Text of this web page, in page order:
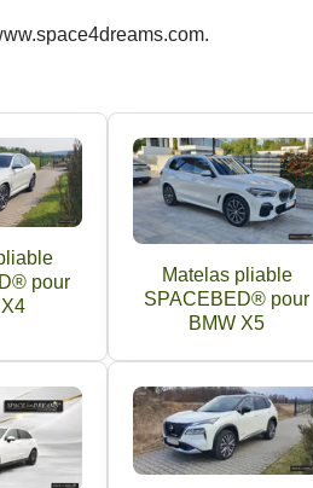
pour
Matelas pliable
SPACEBED® pour
BMW X5